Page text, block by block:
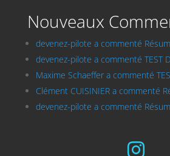
Nouveaux
devenez-pilote a commenté
devenez-pilote a commenté TEST
Maxime Schaeffer a commenté
Clément CUISINIER a commenté
devenez-pilote a commenté
